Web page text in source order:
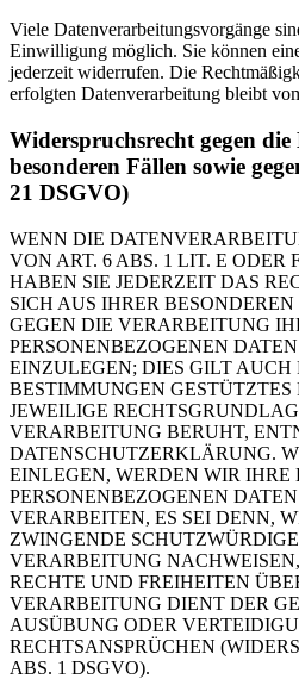
Viele Datenverarbeitungsvorgänge
Einwilligung möglich. Sie können
jederzeit widerrufen. Die
erfolgten Datenverarbeitung bleibt
Widerspruchsrecht gegen
besonderen Fällen sowie
21 DSGVO)
WENN DIE
VON ART. 6 ABS. 1 LIT. E ODER
HABEN SIE JEDERZEIT DAS
SICH AUS IHRER
GEGEN DIE VERARBEITUNG
PERSONENBEZOGENEN
EINZULEGEN; DIES GILT AUCH
BESTIMMUNGEN GESTÜTZTES
JEWEILIGE
VERARBEITUNG BERUHT,
DATENSCHUTZERKLÄRUNG.
EINLEGEN, WERDEN WIR IHRE
PERSONENBEZOGENEN
VERARBEITEN, ES SEI DENN,
ZWINGENDE
VERARBEITUNG
RECHTE UND FREIHEITEN
VERARBEITUNG DIENT DER
AUSÜBUNG ODER
RECHTSANSPRÜCHEN
ABS. 1 DSGVO).